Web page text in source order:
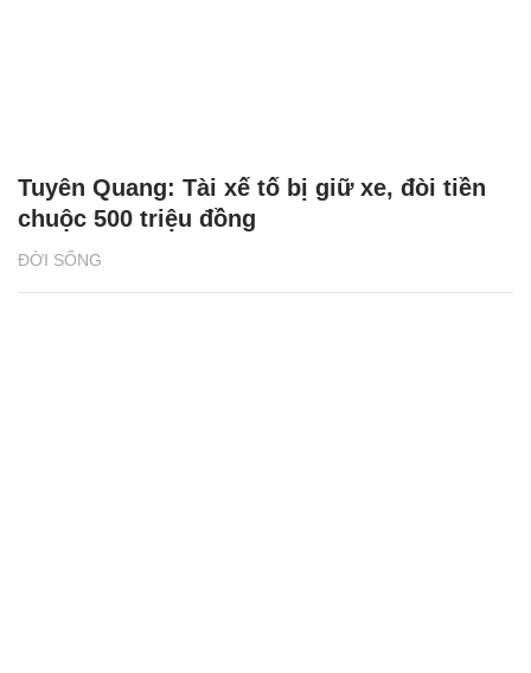
ĐỜI SỐNG
Tuyên Quang: Tài xế tố bị giữ xe, đòi tiền
chuộc 500 triệu đồng